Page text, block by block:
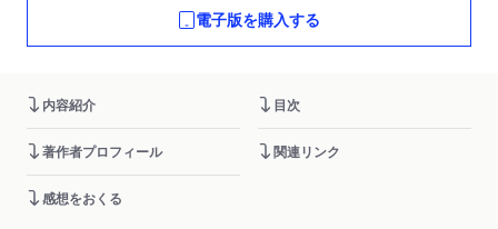
電子版を購入する
内容紹介 目次
著作者プロフィール 関連リンク
感想をおくる